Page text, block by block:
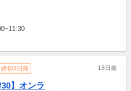
締切3日前 18日前
】オンラ